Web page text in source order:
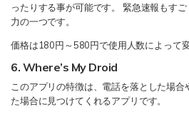
ったりする事が可能です。 緊急速報もす
力の一つです。
価格は180円～580円で使用人数によって変
6. Where’s My Droid
このアプリの特徴は、電話を落とした場
た場合に見つけてくれるアプリです。